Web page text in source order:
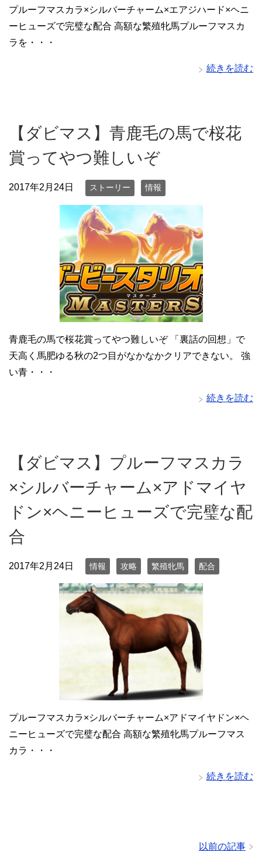
プルーフマスカラ×シルバーチャーム×エアジハード×ヘニ
ーヒューズで完璧な配合 高額な繁殖牝馬プルーフマスカ
ラを・・・
続きを読む
【ダビマス】青鹿毛の馬で桜花
賞ってやつ難しいぞ
2017年2月24日 ストーリー 情報
青鹿毛の馬で桜花賞ってやつ難しいぞ 「裏話の回想」で
天高く馬肥ゆる秋の2つ目がなかなかクリアできない。 強
い青・・・
続きを読む
【ダビマス】プルーフマスカラ
×シルバーチャーム×アドマイヤ
ドン×ヘニーヒューズで完璧な配
合
2017年2月24日 情報 攻略 繁殖牝馬 配合
プルーフマスカラ×シルバーチャーム×アドマイヤドン×ヘ
ニーヒューズで完璧な配合 高額な繁殖牝馬プルーフマス
カラ・・・
続きを読む
以前の記事